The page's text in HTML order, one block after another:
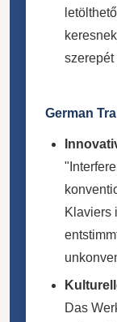
szerepét
German
Klaviers
Das